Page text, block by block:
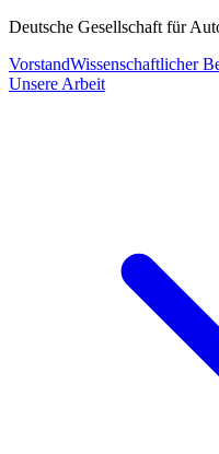
Deutsche Gesellschaft für
VorstandWissenschaftlicher
Unsere Arbeit